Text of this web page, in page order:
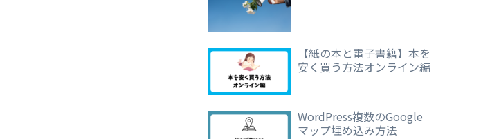
【紙の本と電子書籍】本を
安く買う方法オンライン編
WordPress複数のGoogle
マップ埋め込み方法